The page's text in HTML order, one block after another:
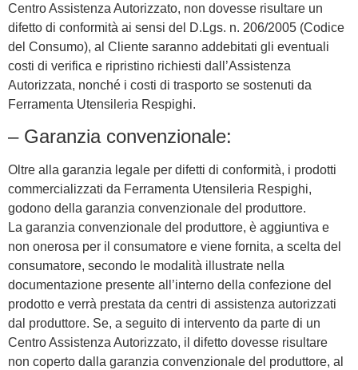
Centro Assistenza Autorizzato, non dovesse risultare un
difetto di conformità ai sensi del D.Lgs. n. 206/2005 (Codice
del Consumo), al Cliente saranno addebitati gli eventuali
costi di verifica e ripristino richiesti dall’Assistenza
Autorizzata, nonché i costi di trasporto se sostenuti da
Ferramenta Utensileria Respighi.
– Garanzia convenzionale:
Oltre alla garanzia legale per difetti di conformità, i prodotti
commercializzati da Ferramenta Utensileria Respighi,
godono della garanzia convenzionale del produttore.
La garanzia convenzionale del produttore, è aggiuntiva e
non onerosa per il consumatore e viene fornita, a scelta del
consumatore, secondo le modalità illustrate nella
documentazione presente all’interno della confezione del
prodotto e verrà prestata da centri di assistenza autorizzati
dal produttore. Se, a seguito di intervento da parte di un
Centro Assistenza Autorizzato, il difetto dovesse risultare
non coperto dalla garanzia convenzionale del produttore, al